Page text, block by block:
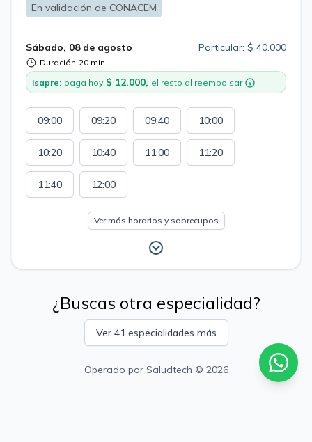
En validación de CONACEM
Sábado, 08 de agosto
Duración 20 min
Particular: $ 40.000
Isapre: paga hoy $ 12.000, el resto al reembolsar
09:00 09:20 09:40 10:00
10:20 10:40 11:00 11:20
11:40 12:00
Ver más horarios y sobrecupos
¿Buscas otra especialidad?
Ver 41 especialidades más
Operado por Saludtech © 2026